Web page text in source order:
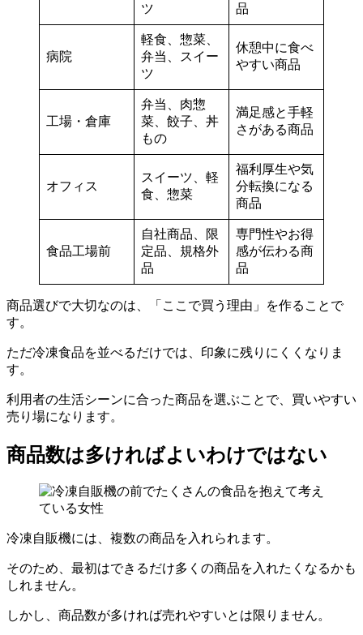
ツ
品
病院
軽食、惣菜、
弁当、スイー
ツ
休憩中に食べ
やすい商品
工場・倉庫
弁当、肉惣
菜、餃子、丼
もの
満足感と手軽
さがある商品
オフィス
スイーツ、軽
食、惣菜
福利厚生や気
分転換になる
商品
食品工場前
自社商品、限
定品、規格外
品
専門性やお得
感が伝わる商
品
商品選びで大切なのは、「ここで買う理由」を作ることで
す。
ただ冷凍食品を並べるだけでは、印象に残りにくくなりま
す。
利用者の生活シーンに合った商品を選ぶことで、買いやすい
売り場になります。
商品数は多ければよいわけではない
冷凍自販機には、複数の商品を入れられます。
そのため、最初はできるだけ多くの商品を入れたくなるかも
しれません。
しかし、商品数が多ければ売れやすいとは限りません。